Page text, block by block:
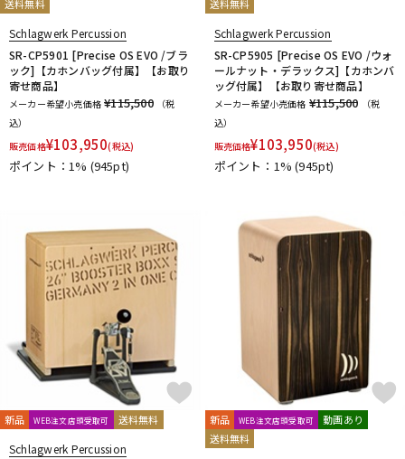
アンプ エフェクター
DJ機器 DTM
DTM オンライン納品 レコーディング機器
配信/ライブ機器 楽器アクセサリ
中古
送料無料
Schlagwerk Percussion
SR-CP5901 [Precise OS EVO /ブラ
ック]【カホンバッグ付属】【お取り
寄せ商品】
メーカー希望小売価格 ¥115,500
（税
込）
販売価格¥103,950(税込)
ポイント：1% (945pt)
送料無料
Schlagwerk Percussion
SR-CP5905 [Precise OS EVO /ウォ
ールナット・デラックス]【カホンバ
ッグ付属】【お取り寄せ商品】
メーカー希望小売価格 ¥115,500
（税
込）
販売価格¥103,950(税込)
ポイント：1%(945pt)
新品 WEB注文店頭受取可 送料無料
Schlagwerk Percussion
新品 WEB注文店頭受取可
動画あり
送料無料